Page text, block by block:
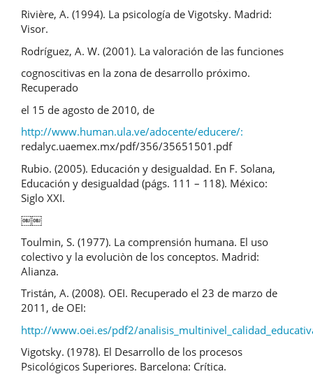
Rivière, A. (1994). La psicología de Vigotsky. Madrid:
Visor.
Rodríguez, A. W. (2001). La valoración de las funciones
cognoscitivas en la zona de desarrollo próximo.
Recuperado
el 15 de agosto de 2010, de
http://www.human.ula.ve/adocente/educere/:
redalyc.uaemex.mx/pdf/356/35651501.pdf
Rubio. (2005). Educación y desigualdad. En F. Solana,
Educación y desigualdad (págs. 111 – 118). México:
Siglo XXI.
￼￼
Toulmin, S. (1977). La comprensión humana. El uso
colectivo y la evoluciòn de los conceptos. Madrid:
Alianza.
Tristán, A. (2008). OEI. Recuperado el 23 de marzo de
2011, de OEI:
http://www.oei.es/pdf2/
Vigotsky. (1978). El Desarrollo de los procesos
Psicológicos Superiores. Barcelona: Crítica.